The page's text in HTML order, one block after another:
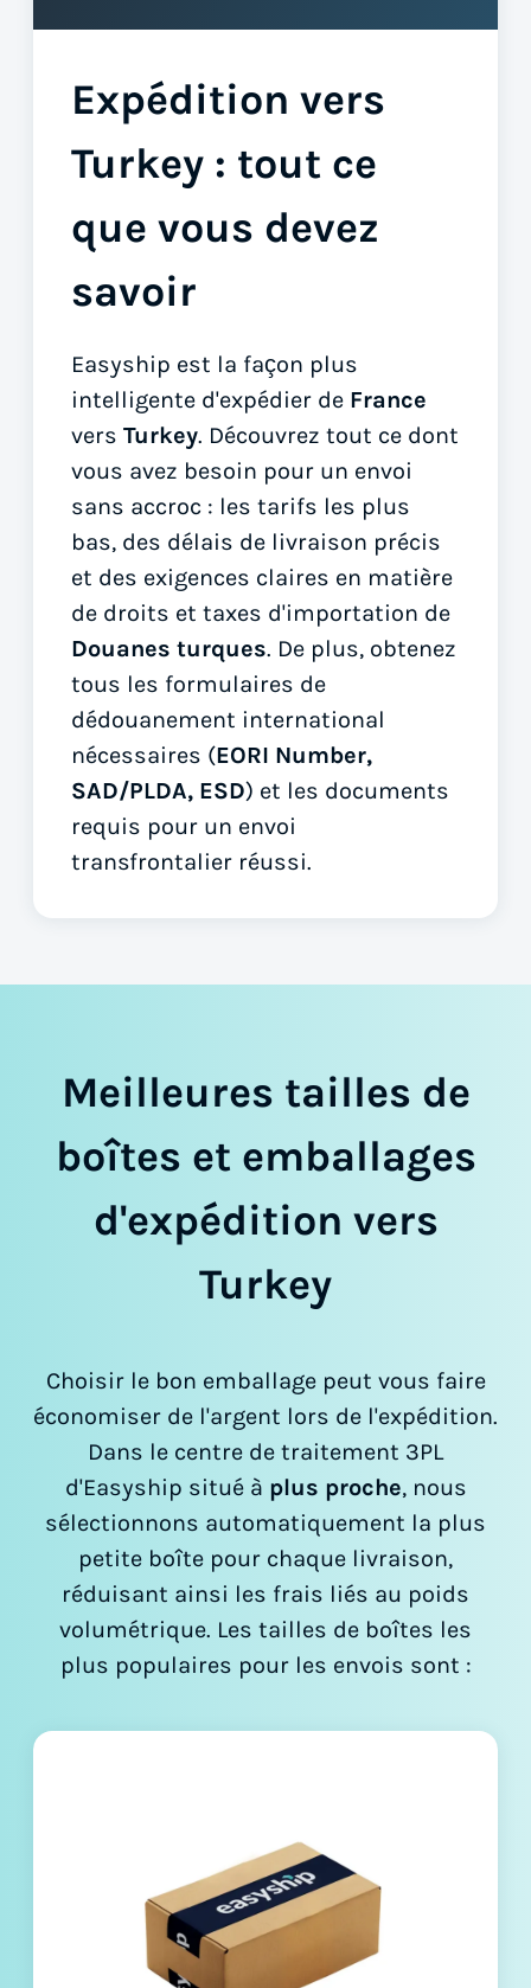
Expédition vers
Turkey : tout ce
que vous devez
savoir
Easyship est la façon plus
intelligente d'expédier de France
vers Turkey. Découvrez tout ce dont
vous avez besoin pour un envoi
sans accroc : les tarifs les plus
bas, des délais de livraison précis
et des exigences claires en matière
de droits et taxes d'importation de
Douanes turques. De plus, obtenez
tous les formulaires de
dédouanement international
nécessaires (EORI Number,
SAD/PLDA, ESD) et les documents
requis pour un envoi
transfrontalier réussi.
Meilleures tailles de
boîtes et emballages
d'expédition vers
Turkey
Choisir le bon emballage peut vous faire
économiser de l'argent lors de l'expédition.
Dans le centre de traitement 3PL
d'Easyship situé à plus proche, nous
sélectionnons automatiquement la plus
petite boîte pour chaque livraison,
réduisant ainsi les frais liés au poids
volumétrique. Les tailles de boîtes les
plus populaires pour les envois sont :